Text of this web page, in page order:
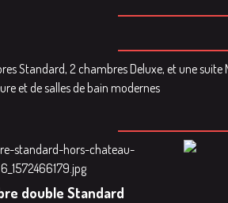
Standard, 2 chambres Deluxe, et une suite
et de salles de bain modernes
double Standard